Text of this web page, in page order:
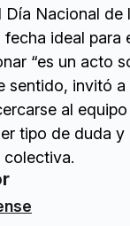
Día Nacional de
fecha ideal para
“es un acto
sentido, invitó
al
tipo de duda y